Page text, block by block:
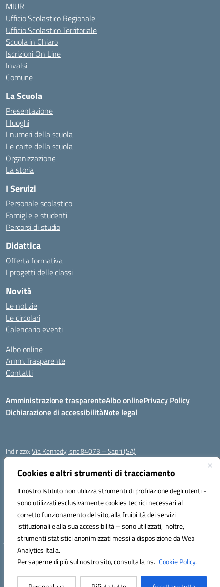
Cookies e altri strumenti di tracciamento
Il nostro Istituto non utilizza strumenti di profilazione degli utenti -
sono utilizzati esclusivamente cookies tecnici necessari al
corretto funzionamento del sito, alla fruibilità dei servizi
istituzionali e alla sua accessibilità – sono utilizzati, inoltre,
strumenti statistici anonimizzati messi a disposizione da Web
Analytics Italia.
Per saperne di più sul nostro sito, consulta la ns. Cookie Policy.
MIUR
Ufficio Scolastico Regionale
Ufficio Scolastico Territoriale
Scuola in Chiaro
Iscrizioni On Line
Invalsi
Comune
La Scuola
Presentazione
I luoghi
I numeri della scuola
Le carte della scuola
Organizzazione
La storia
I Servizi
Personale scolastico
Famiglie e studenti
Percorsi di studio
Didattica
Offerta formativa
I progetti delle classi
Novità
Le notizie
Le circolari
Calendario eventi
Albo online
Amm. Trasparente
Contatti
Amministrazione trasparenteAlbo onlinePrivacy Policy
Dichiarazione di accessibilitàNote legali
Indirizzo:Via Kennedy, snc 84073 – Sapri (SA)
Centralino:
Posta elettronica certificata (PEC):saic878008@pec.istruzione.it
Codice fiscale: 84002700650
Codice meccanografico:SAIC878008
Codice Indice delle Pubbliche Amministrazioni (IPA): istsc_saic878008
Codice unico di fatturazione (CUF): UFYPHY
Hosting & Powered by 3D Solution S.r.l.
Concept & Design by Designers Italia